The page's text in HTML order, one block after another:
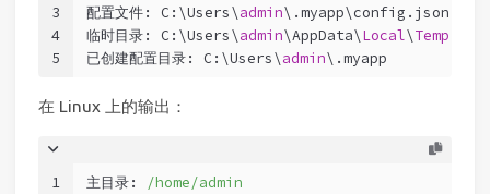
3
4
5
配置文件: C:\Users\admin\.myapp\config.json
临时目录: C:\Users\admin\AppData\Local\Temp
已创建配置目录: C:\Users\admin\.myapp
在 Linux 上的输出：
1
主目录:
/home/admin